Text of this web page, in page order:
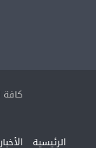
كافة
الرئيسية الأخبار